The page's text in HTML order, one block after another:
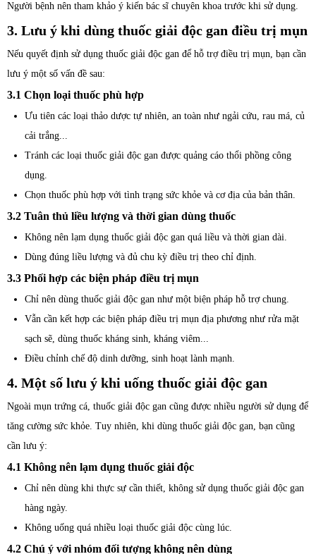
Người bệnh nên tham khảo ý kiến bác sĩ chuyên khoa trước khi sử dụng.
3. Lưu ý khi dùng thuốc giải độc gan điều trị mụn
Nếu quyết định sử dụng thuốc giải độc gan để hỗ trợ điều trị mụn, bạn cần
lưu ý một số vấn đề sau:
3.1 Chọn loại thuốc phù hợp
Ưu tiên các loại thảo dược tự nhiên, an toàn như ngải cứu, rau má, củ
cải trắng...
Tránh các loại thuốc giải độc gan được quảng cáo thổi phồng công
dụng.
Chọn thuốc phù hợp với tình trạng sức khỏe và cơ địa của bản thân.
3.2 Tuân thủ liều lượng và thời gian dùng thuốc
Không nên lạm dụng thuốc giải độc gan quá liều và thời gian dài.
Dùng đúng liều lượng và đủ chu kỳ điều trị theo chỉ định.
3.3 Phối hợp các biện pháp điều trị mụn
Chỉ nên dùng thuốc giải độc gan như một biện pháp hỗ trợ chung.
Vẫn cần kết hợp các biện pháp điều trị mụn địa phương như rửa mặt
sạch sẽ, dùng thuốc kháng sinh, kháng viêm...
Điều chỉnh chế độ dinh dưỡng, sinh hoạt lành mạnh.
4. Một số lưu ý khi uống thuốc giải độc gan
Ngoài mụn trứng cá, thuốc giải độc gan cũng được nhiều người sử dụng để
tăng cường sức khỏe. Tuy nhiên, khi dùng thuốc giải độc gan, bạn cũng
cần lưu ý:
4.1 Không nên lạm dụng thuốc giải độc
Chỉ nên dùng khi thực sự cần thiết, không sử dụng thuốc giải độc gan
hàng ngày.
Không uống quá nhiều loại thuốc giải độc cùng lúc.
4.2 Chú ý với nhóm đối tượng không nên dùng